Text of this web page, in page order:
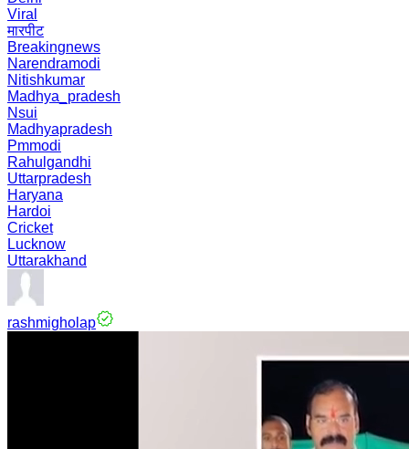
Viral
मारपीट
Breakingnews
Narendramodi
Nitishkumar
Madhya_pradesh
Nsui
Madhyapradesh
Pmmodi
Rahulgandhi
Uttarpradesh
Haryana
Hardoi
Cricket
Lucknow
Uttarakhand
rashmigholap